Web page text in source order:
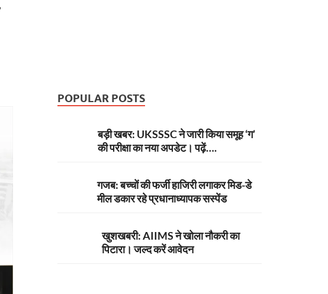
POPULAR POSTS
बड़ी खबर: UKSSSC ने जारी किया समूह ‘ग’
की परीक्षा का नया अपडेट। पढ़ें….
गजब: बच्चों की फर्जी हाजिरी लगाकर मिड-डे
मील डकार रहे प्रधानाध्यापक सस्पेंड
खुशखबरी: AIIMS ने खोला नौकरी का
पिटारा। जल्द करें आवेदन